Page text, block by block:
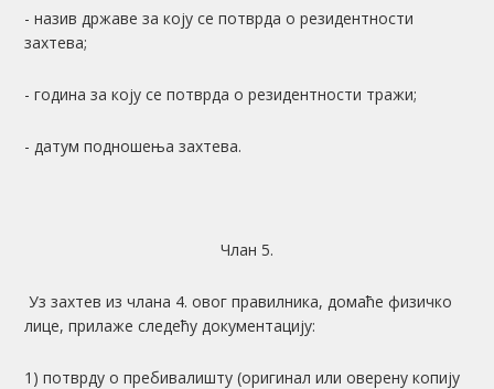
- назив државе за коју се потврда о резидентности
захтева;
- година за коју се потврда о резидентности тражи;
- датум подношења захтева.
Члан 5.
Уз захтев из члана 4. овог правилника, домаће физичко
лице, прилаже следећу документацију:
1) потврду о пребивалишту (оригинал или оверену копију